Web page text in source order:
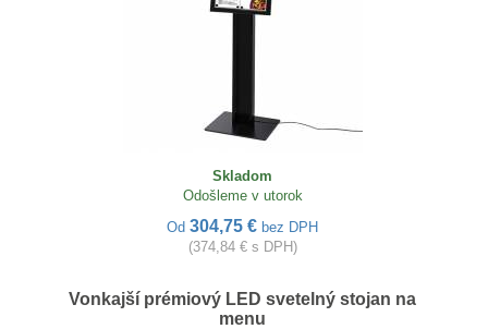
Skladom
Odošleme v utorok
Od 304,75 € bez DPH
(374,84 € s DPH)
Vonkajší prémiový LED svetelný stojan na
menu